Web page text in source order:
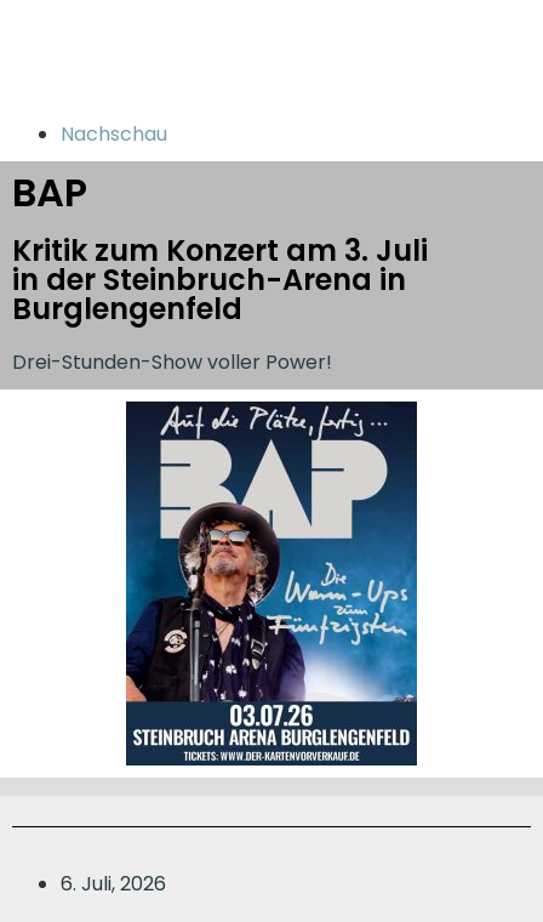
Nachschau
BAP
Kritik zum Konzert am 3. Juli
in der Steinbruch-Arena in
Burglengenfeld
Drei-Stunden-Show voller Power!
6. Juli, 2026